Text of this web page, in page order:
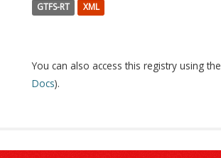
GTFS-RT XML
You can also access this registry using the
Docs).